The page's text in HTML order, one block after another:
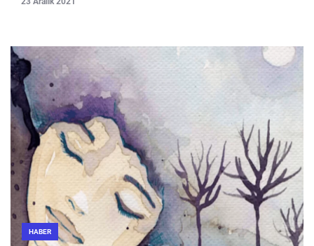
HABER